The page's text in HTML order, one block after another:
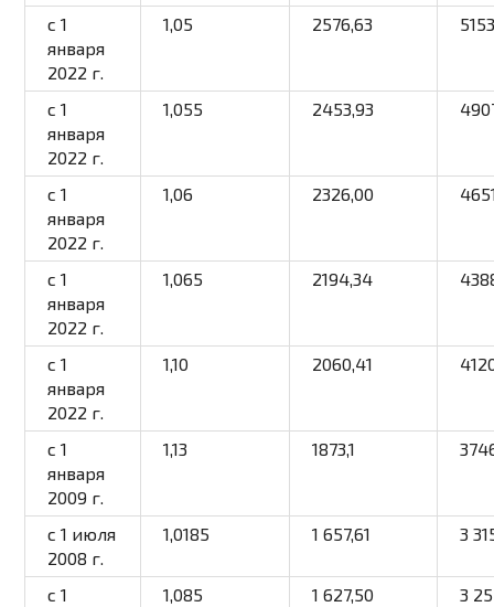
с 1
января
2022 г.
1,05 2576,63
с 1
января
2022 г.
1,055 2453,93
с 1
января
2022 г.
1,06 2326,00
с 1
января
2022 г.
1,065 2194,34
с 1
января
2022 г.
1,10 2060,41
с 1
января
2009 г.
1,13 1873,1
с 1 июля
2008 г.
1,0185 1 657,61 3
с 1
1,085 1 627,50 3